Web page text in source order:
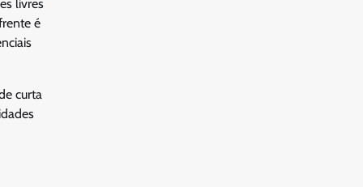
livres
é
curta